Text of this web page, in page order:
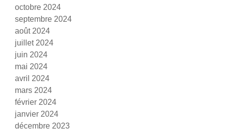
octobre 2024
septembre 2024
août 2024
juillet 2024
juin 2024
mai 2024
avril 2024
mars 2024
février 2024
janvier 2024
décembre 2023